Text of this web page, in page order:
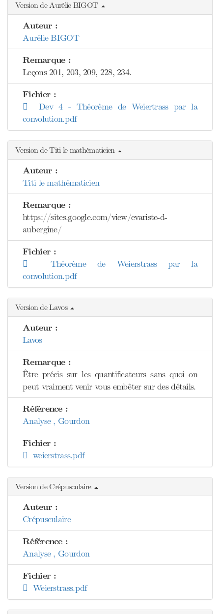
Version de Aurélie BIGOT
Auteur :
Aurélie BIGOT
Remarque :
Leçons 201, 203, 209, 228, 234.
Fichier :
Dev 4 - Théorème de Weiertrass par la
convolution.pdf
Version de Titi le mathématicien
Auteur :
Titi le mathématicien
Remarque :
https://sites.google.com/view/evariste-d-
aubergine/
Fichier :
Théorème de Weierstrass par la
convolution.pdf
Version de Lavos
Auteur :
Lavos
Remarque :
Être précis sur les quantificateurs sans quoi on
peut vraiment venir vous embêter sur des détails.
Référence :
Analyse , Gourdon
Fichier :
weierstrass.pdf
Version de Crépusculaire
Auteur :
Crépusculaire
Référence :
Analyse , Gourdon
Fichier :
Weierstrass.pdf